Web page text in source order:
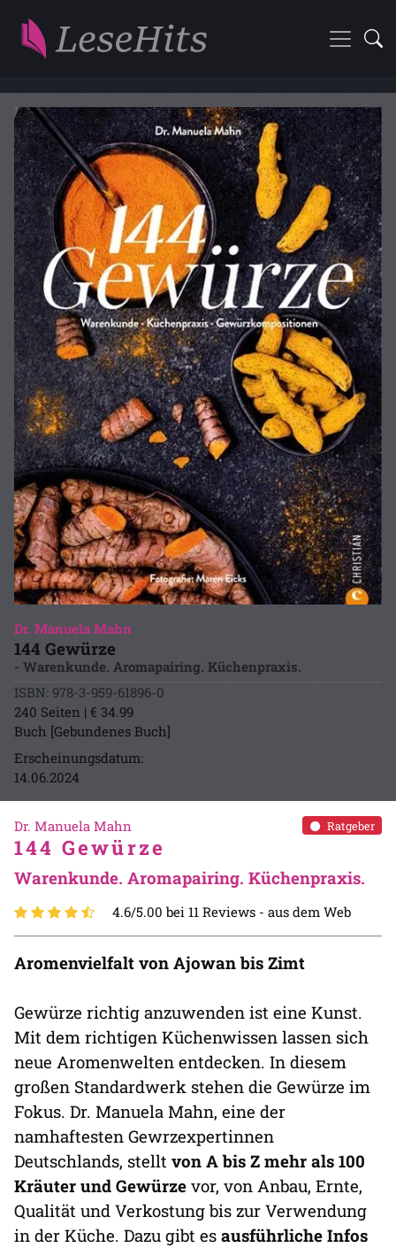
Dr. Manuela Mahn
144 Gewürze
- Warenkunde. Aromapairing. Küchenpraxis.
ISBN: 978-3-959-61896-0
240 Seiten | € 34.99
Buch [Gebundenes Buch]
Erscheinungsdatum:
14.06.2024
Ratgeber
Dr. Manuela Mahn
144 Gewürze
Warenkunde. Aromapairing. Küchenpraxis.
4.6/5.00 bei 11 Reviews - aus dem Web
Aromenvielfalt von Ajowan bis Zimt
Gewürze richtig anzuwenden ist eine Kunst.
Mit dem richtigen Küchenwissen lassen sich
neue Aromenwelten entdecken. In diesem
großen Standardwerk stehen die Gewürze im
Fokus. Dr. Manuela Mahn, eine der
namhaftesten Gewrzexpertinnen
Deutschlands, stellt von A bis Z mehr als 100
Kräuter und Gewürze vor, von Anbau, Ernte,
Qualität und Verkostung bis zur Verwendung
in der Küche. Dazu gibt es ausführliche Infos